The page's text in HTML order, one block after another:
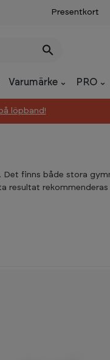
Presentkort
Varumärke PRO
löpband!
finns både stora
resultat